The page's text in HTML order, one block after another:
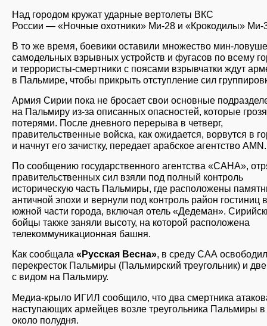
Над городом кружат ударные вертолеты ВКС
России — «Ночные охотники» Ми-28 и «Крокодилы» Ми-
В то же время, боевики оставили множество мин-
самодельных взрывных устройств и фугасов по всему
и террористы-смертники с поясами взрывчатки ждут
в Пальмире, чтобы прикрыть отступление сил
Армия Сирии пока не бросает свои основные
на Пальмиру из-за описанных опасностей, которые
потерями. После дневного перерыва в четверг,
правительственные войска, как ожидается, ворвутся в
и начнут его зачистку, передает арабское агентство AMN.
По сообщению государственного агентства «САНА»,
правительственных сил взяли под полный контроль
историческую часть Пальмиры, где расположены
античной эпохи и вернули под контроль район гостиниц в
южной части города, включая отель «Дедеман».
бойцы также заняли высоту, на которой расположена
телекоммуникационная башня.
Как сообщала «Русская Весна», в среду САА
перекресток Пальмиры (Пальмирский треугольник) и
с видом на Пальмиру.
Медиа-крыло ИГИЛ сообщило, что два смертника
наступающих армейцев возле треугольника Пальмиры в
около полудня.